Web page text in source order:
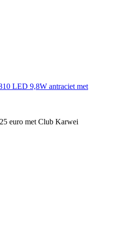
LED 9,8W antraciet met
euro met Club Karwei